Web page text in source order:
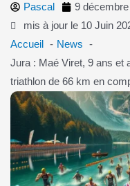
Pascal 9
mis à jour le 10 Juin
Accueil
News
Jura : Maé Viret, 9 ans et
triathlon de 66 km en